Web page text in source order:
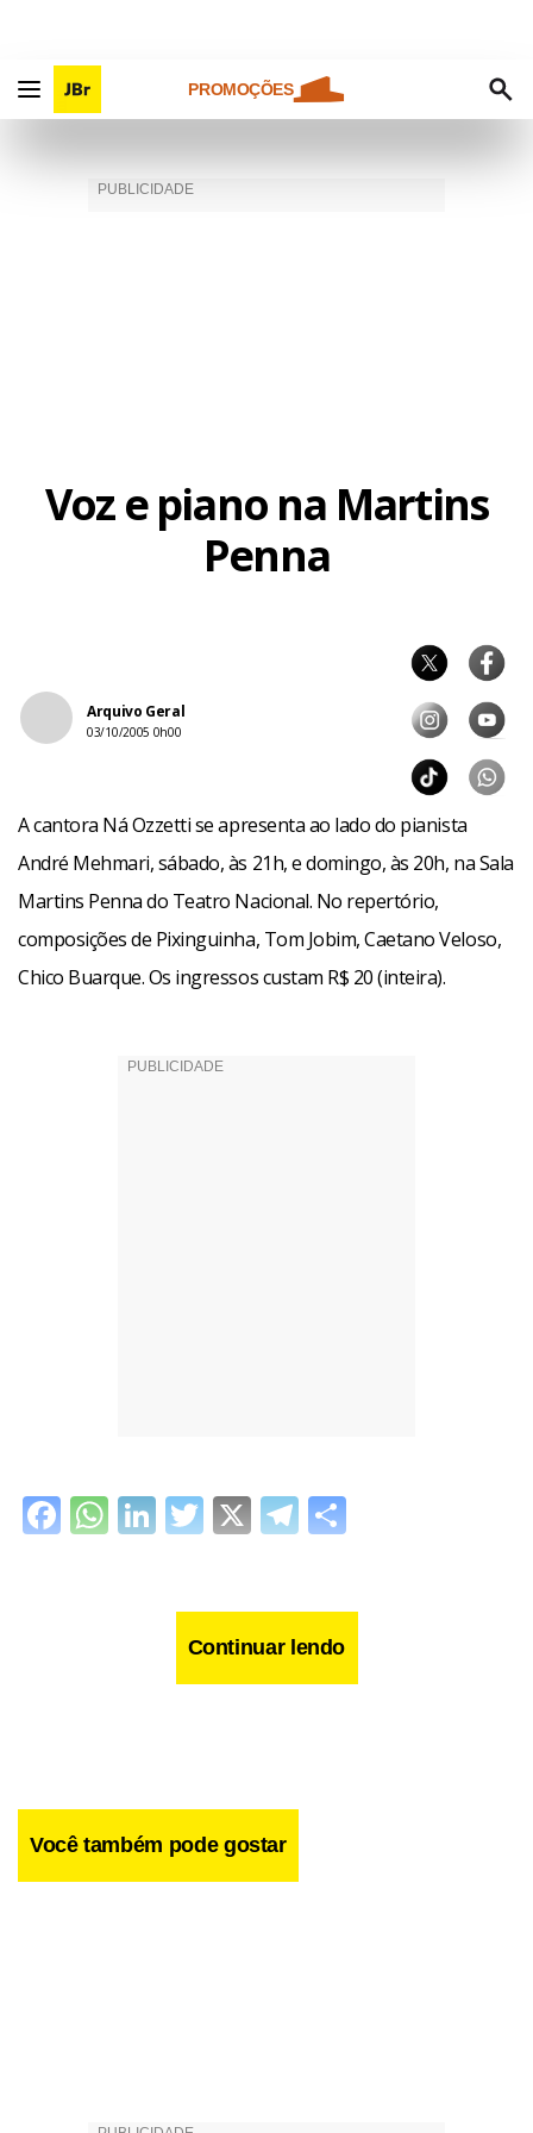
PROMOÇÕES
Voz e piano na Martins
Penna
Arquivo Geral
03/10/2005 0h00
A cantora Ná Ozzetti se apresenta ao lado do pianista
André Mehmari, sábado, às 21h, e domingo, às 20h, na Sala
Martins Penna do Teatro Nacional. No repertório,
composições de Pixinguinha, Tom Jobim, Caetano Veloso,
Chico Buarque. Os ingressos custam R$ 20 (inteira).
Facebook
WhatsApp
LinkedIn
Twitter
X Telegram
Continuar lendo
Você também pode gostar